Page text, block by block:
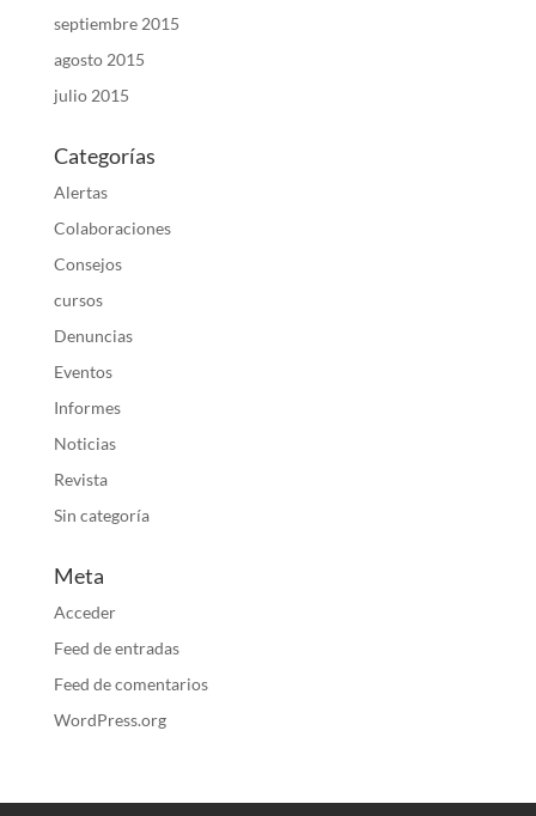
septiembre 2015
agosto 2015
julio 2015
Categorías
Alertas
Colaboraciones
Consejos
cursos
Denuncias
Eventos
Informes
Noticias
Revista
Sin categoría
Meta
Acceder
Feed de entradas
Feed de comentarios
WordPress.org